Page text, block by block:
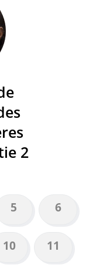
2
Page
5 Page
6
Page
10 Page
11